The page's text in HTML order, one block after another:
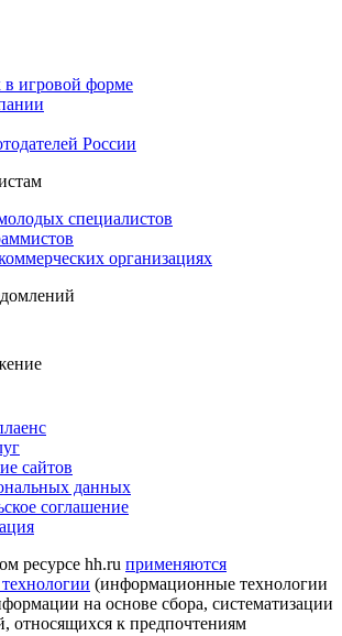
игровой форме
России
специалистов
организациях
сайтов
данных
соглашение
ресурсе hh.ru применяются
(информационные технологии
на основе сбора, систематизации
относящихся к предпочтениям